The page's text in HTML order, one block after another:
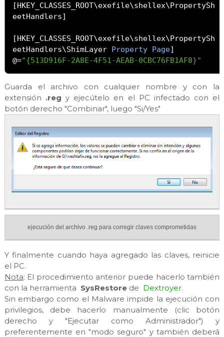
[HKEY_CLASSES_ROOT\exefile\shellex\PropertySh
eetHandlers]
[HKEY_CLASSES_ROOT\exefile\shellex\PropertySh
eetHandlers\ShimLayer Property Page]
@="{513D916F-2A8E-4F51-AEAB-0CBC76FB1AF8}"
Guarda el archivo con cualquier nombre y con la
extensión .reg y ejecútelo en el PC infectado con el
botón derecho "Combinar", luego "Si/Yes"
ejecución del archivo .reg para corregir claves comprometidas
Y finalmente cuando haya agregado las claves, reinicie
el PC.
Nota: El procedimiento anterior puede hacerlo también
con la herramienta SysRestorede Dextroyer.
Sin embargo como el Malware impide la ejecución con
privilegios, debe hacerlo manualmente (clic botón
derecho y "Ejecutar como Administrador") y
preferentemente en "modo seguro" y también deberá